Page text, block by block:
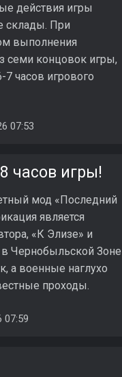
действия игры
склады. При
выполнения
семи концовок игры,
часов игрового
07:53
часов игры!
мод «Последний
является
«К Элизе» и
в Чернобыльской Зоне
а военные наглухо
проходы.
07:59